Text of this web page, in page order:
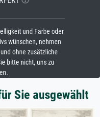
und Farbe oder
wünschen, nehmen
ohne zusätzliche
bitte nicht, uns zu
Sie ausgewählt